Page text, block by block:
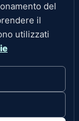
del
il
utilizzati